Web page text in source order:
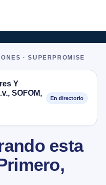
· SUPERPROMISE
Y
SOFOM,
En directorio
esta